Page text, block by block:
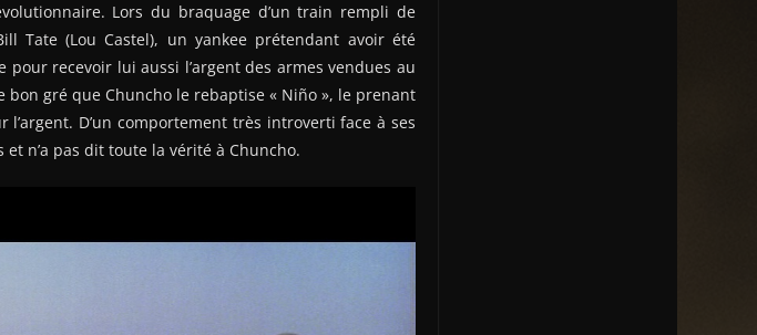
Lors du braquage d’un train rempli de
Tate (Lou Castel), un yankee prétendant avoir été
recevoir lui aussi l’argent des armes vendues au
bon gré que Chuncho le rebaptise « Niño », le prenant
D’un comportement très introverti face à ses
n’a pas dit toute la vérité à Chuncho.